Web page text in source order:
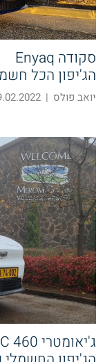
סקודה Enyaq
הג'יפון הכל
יואב פולס |
18:24
ג'יאומטרי C 460